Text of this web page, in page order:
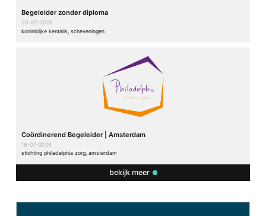
Begeleider zonder diploma
30-07-2026
koninklijke kentalis, scheveningen
Coördinerend Begeleider | Amsterdam
16-07-2026
stichting philadelphia zorg, amsterdam
bekijk meer